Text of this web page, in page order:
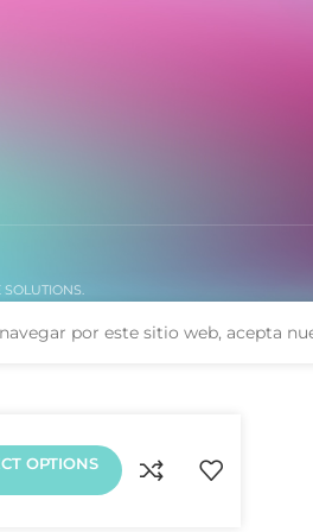
por este sitio web, acepta
OPTIONS